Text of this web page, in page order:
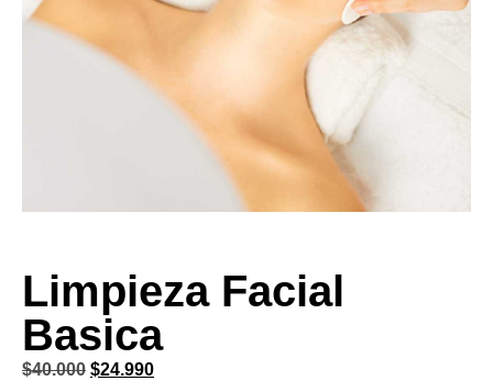
Limpieza Facial
Basica
$40.000 $24.990